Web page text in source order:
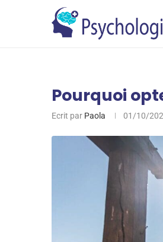
Pourquoi
Ecrit par Paola 01/10/